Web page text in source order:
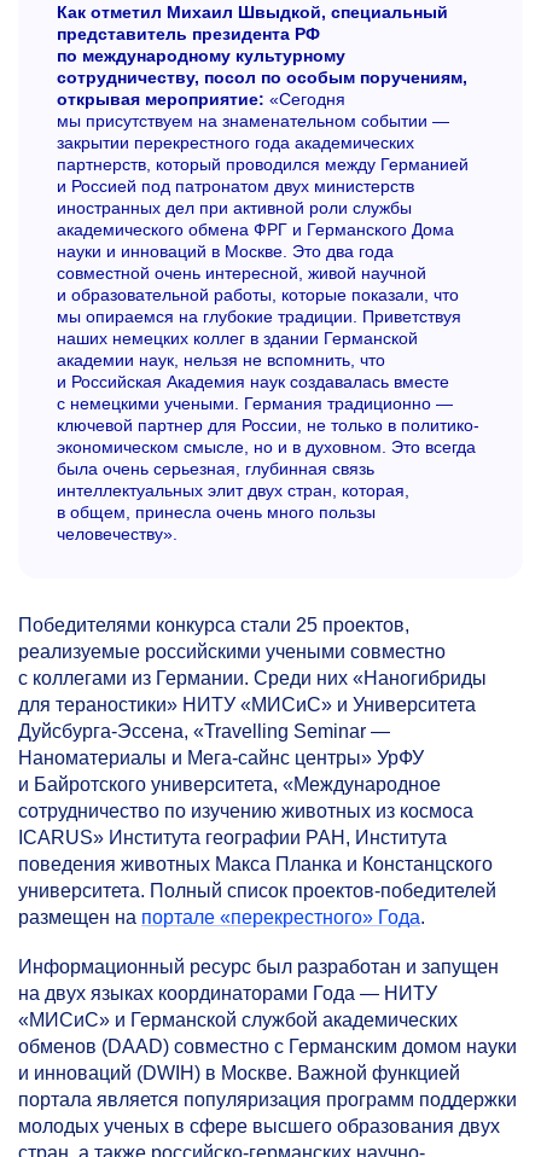
Как отметил Михаил Швыдкой, специальный
представитель президента РФ
по международному культурному
сотрудничеству, посол по особым поручениям,
открывая мероприятие: «Сегодня
мы присутствуем на знаменательном событии —
закрытии перекрестного года академических
партнерств, который проводился между Германией
и Россией под патронатом двух министерств
иностранных дел при активной роли службы
академического обмена ФРГ и Германского Дома
науки и инноваций в Москве. Это два года
совместной очень интересной, живой научной
и образовательной работы, которые показали, что
мы опираемся на глубокие традиции. Приветствуя
наших немецких коллег в здании Германской
академии наук, нельзя не вспомнить, что
и Российская Академия наук создавалась вместе
с немецкими учеными. Германия традиционно —
ключевой партнер для России, не только в политико-
экономическом смысле, но и в духовном. Это всегда
была очень серьезная, глубинная связь
интеллектуальных элит двух стран, которая,
в общем, принесла очень много пользы
человечеству».
Победителями конкурса стали 25 проектов,
реализуемые российскими учеными совместно
с коллегами из Германии. Среди них «Наногибриды
для тераностики» НИТУ «МИСиС» и Университета
Дуйсбурга-Эссена, «Travelling Seminar —
Наноматериалы и Мега-сайнс центры» УрФУ
и Байротского университета, «Международное
сотрудничество по изучению животных из космоса
ICARUS» Института географии РАН, Института
поведения животных Макса Планка и Констанцского
университета. Полный список проектов-победителей
размещен на портале «перекрестного» Года.
Информационный ресурс был разработан и запущен
на двух языках координаторами Года — НИТУ
«МИСиС» и Германской службой академических
обменов (DAAD) совместно с Германским домом науки
и инноваций (DWIH) в Москве. Важной функцией
портала является популяризация программ поддержки
молодых ученых в сфере высшего образования двух
стран, а также российско-германских научно-